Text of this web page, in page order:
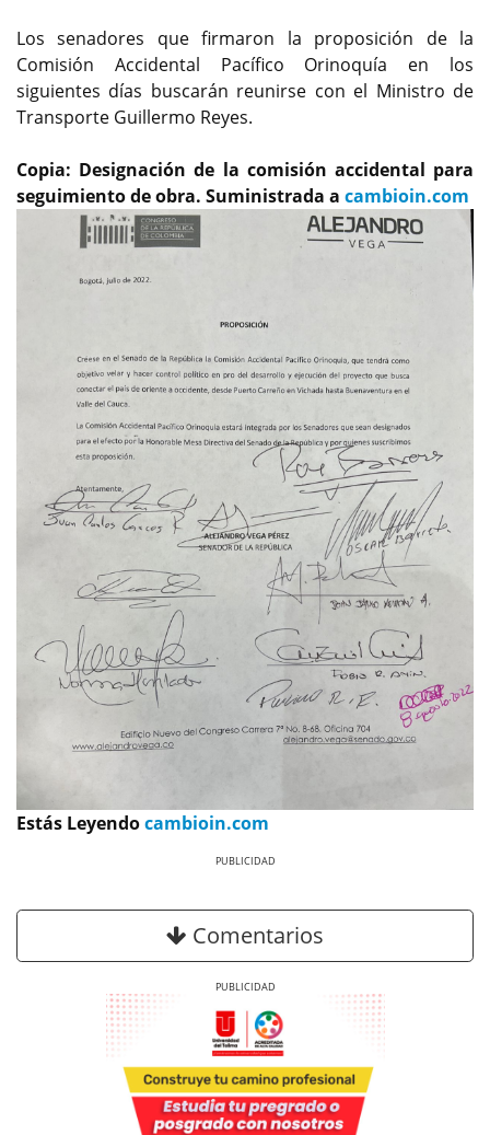
Los senadores que firmaron la proposición de la
Comisión Accidental Pacífico Orinoquía en los
siguientes días buscarán reunirse con el Ministro de
Transporte Guillermo Reyes.
Copia: Designación de la comisión accidental para
seguimiento de obra. Suministrada a cambioin.com
Estás Leyendocambioin.com
Comentarios